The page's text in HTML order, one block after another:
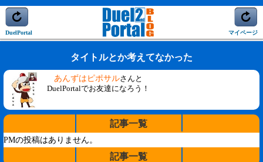
DuelPortal マイページ
タイトルとか考えてなかった
あんずはピポサルさんと
DuelPortalでお友達になろう！
記事一覧
PMの投稿はありません。
記事一覧